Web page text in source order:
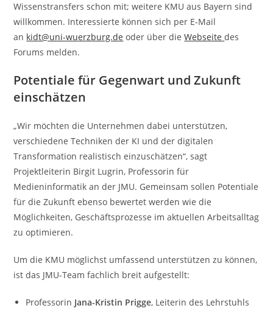
Wissenstransfers schon mit; weitere KMU aus Bayern sind
willkommen. Interessierte können sich per E-Mail
an kidt@uni-wuerzburg.de oder über dieWebseitedes
Forums melden.
Potentiale für Gegenwart und Zukunft
einschätzen
„Wir möchten die Unternehmen dabei unterstützen,
verschiedene Techniken der KI und der digitalen
Transformation realistisch einzuschätzen“, sagt
Projektleiterin Birgit Lugrin, Professorin für
Medieninformatik an der JMU. Gemeinsam sollen Potentiale
für die Zukunft ebenso bewertet werden wie die
Möglichkeiten, Geschäftsprozesse im aktuellen Arbeitsalltag
zu optimieren.
Um die KMU möglichst umfassend unterstützen zu können,
ist das JMU-Team fachlich breit aufgestellt:
Professorin Jana-Kristin Prigge, Leiterin des Lehrstuhls